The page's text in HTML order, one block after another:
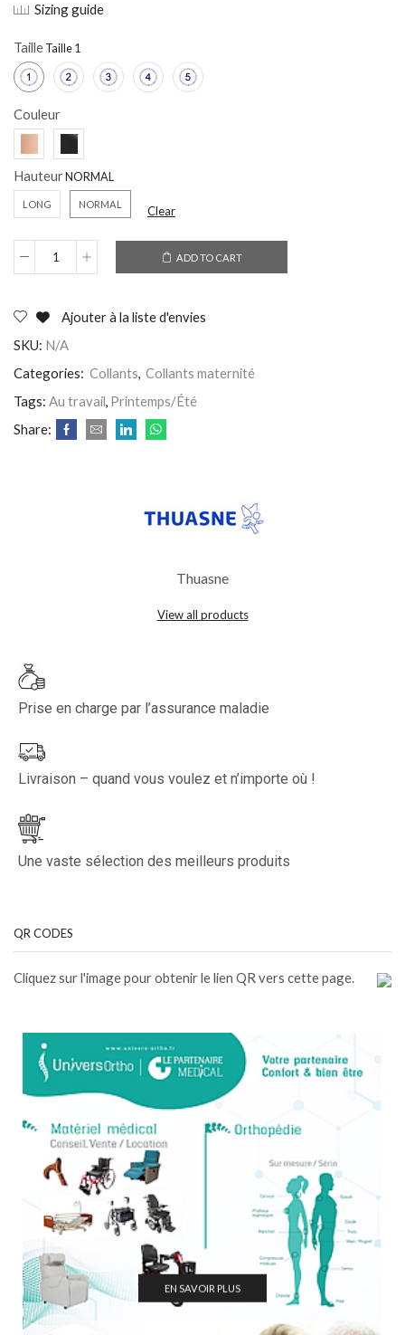
Sizing guide
Taille
Couleur
Hauteur
LONG NORMAL Clear
ADD TO CART
Ajouter à la liste d'envies
SKU: N/A
Categories: Collants, Collants maternité
Tags: Au travail, Printemps/Été
Share:
Thuasne
View all products
Prise en charge par l’assurance maladie
Livraison – quand vous voulez et n’importe où !
Une vaste sélection des meilleurs produits
QR CODES
Cliquez sur l'image pour obtenir le lien QR vers cette page.
EN SAVOIR PLUS